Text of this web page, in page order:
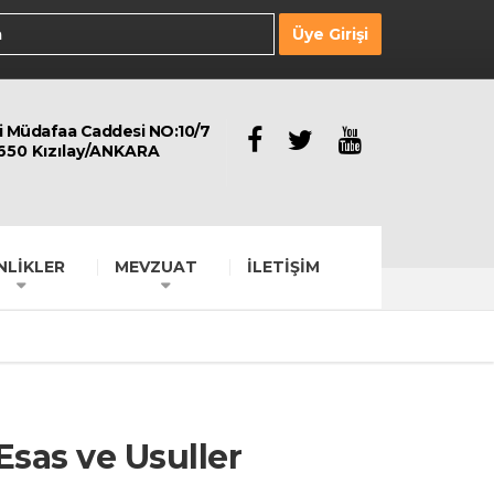
Üye Girişi
Müdafaa Caddesi NO:10/7
Kızılay/ANKARA
MEVZUAT İLETİŞİM
ve Usuller